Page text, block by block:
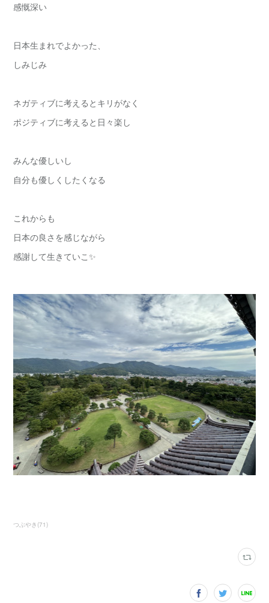
感慨深い
日本生まれでよかった、
しみじみ
ネガティブに考えるとキリがなく
ポジティブに考えると日々楽し
みんな優しいし
自分も優しくしたくなる
これからも
日本の良さを感じながら
感謝して生きていこ✨
つぶやき (71)